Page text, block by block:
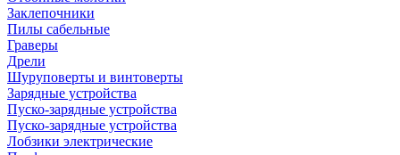
Заклепочники
Пилы сабельные
Граверы
Дрели
Шуруповерты и винтоверты
Зарядные устройства
Пуско-зарядные устройства
Пуско-зарядные устройства
Лобзики электрические